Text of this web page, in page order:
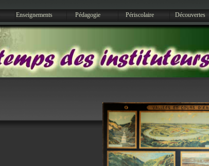
Enseignements Pédagogie Périscolaire Découvertes